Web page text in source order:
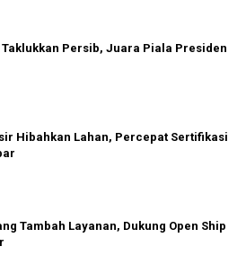
Persib, Juara Piala Presiden
Hibahkan Lahan, Percepat Sertifikasi
Tambah Layanan, Dukung Open Ship